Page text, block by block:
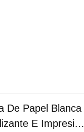
De Papel Blanca
E Impresión